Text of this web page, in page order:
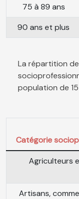
75 à 89 ans
90 ans et plus
La répartition
population de
Catégorie
Agriculteurs
Artisans,